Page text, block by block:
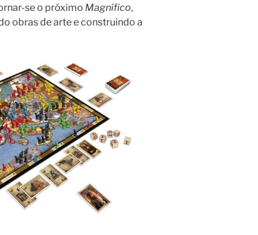
se o próximo Magnífico,
obras de arte e construindo a